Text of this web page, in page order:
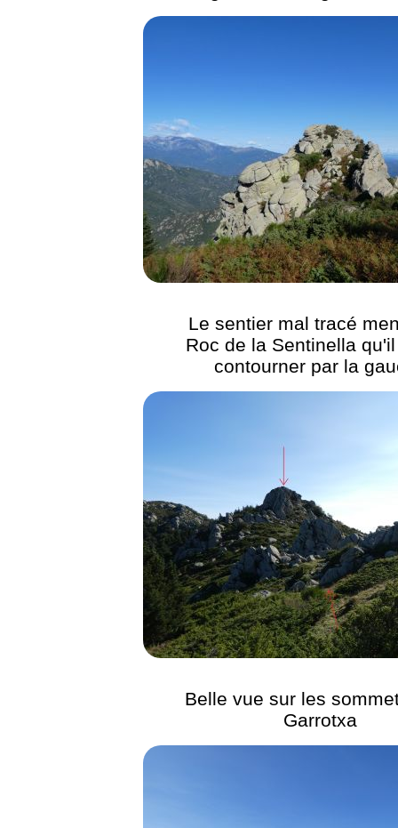
Le sentier mal tracé
Roc de la Sentinella
contourner par la
Belle vue sur les
Garrotxa